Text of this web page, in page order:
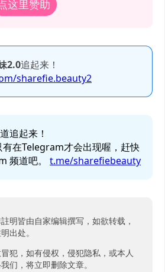
这里赞助
2.0追起来！
sharefie.beauty2
追起来！
有在Telegram才会出现喔，赶快
频道吧。 t.me/sharefiebeauty
明皆由自家编辑撰写，如欲转载，
出处。
犯，如有侵权，侵犯隐私，或本人
们，将立即删除文章。